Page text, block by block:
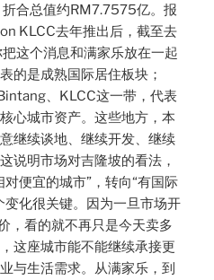
合总值约RM7.7575亿。报
KLCC去年推出后，截至去
这个消息和满家乐放在一起
的是成熟国际居住板块；
、KLCC这一带，代表
心城市资产。这些地方，本
继续谈地、继续开发、继续
说明市场对吉隆坡的看法，
便宜的城市”，转向“有国际
化很关键。因为一旦市场开
，看的就不再只是今天卖多
这座城市能不能继续承接更
与生活需求。从满家乐，到